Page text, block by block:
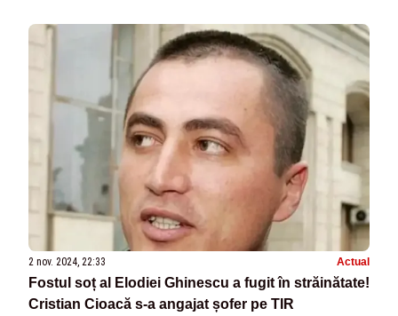
2 nov. 2024, 22:33 Actual
Fostul soț al Elodiei Ghinescu a fugit în străinătate!
Cristian Cioacă s-a angajat șofer pe TIR